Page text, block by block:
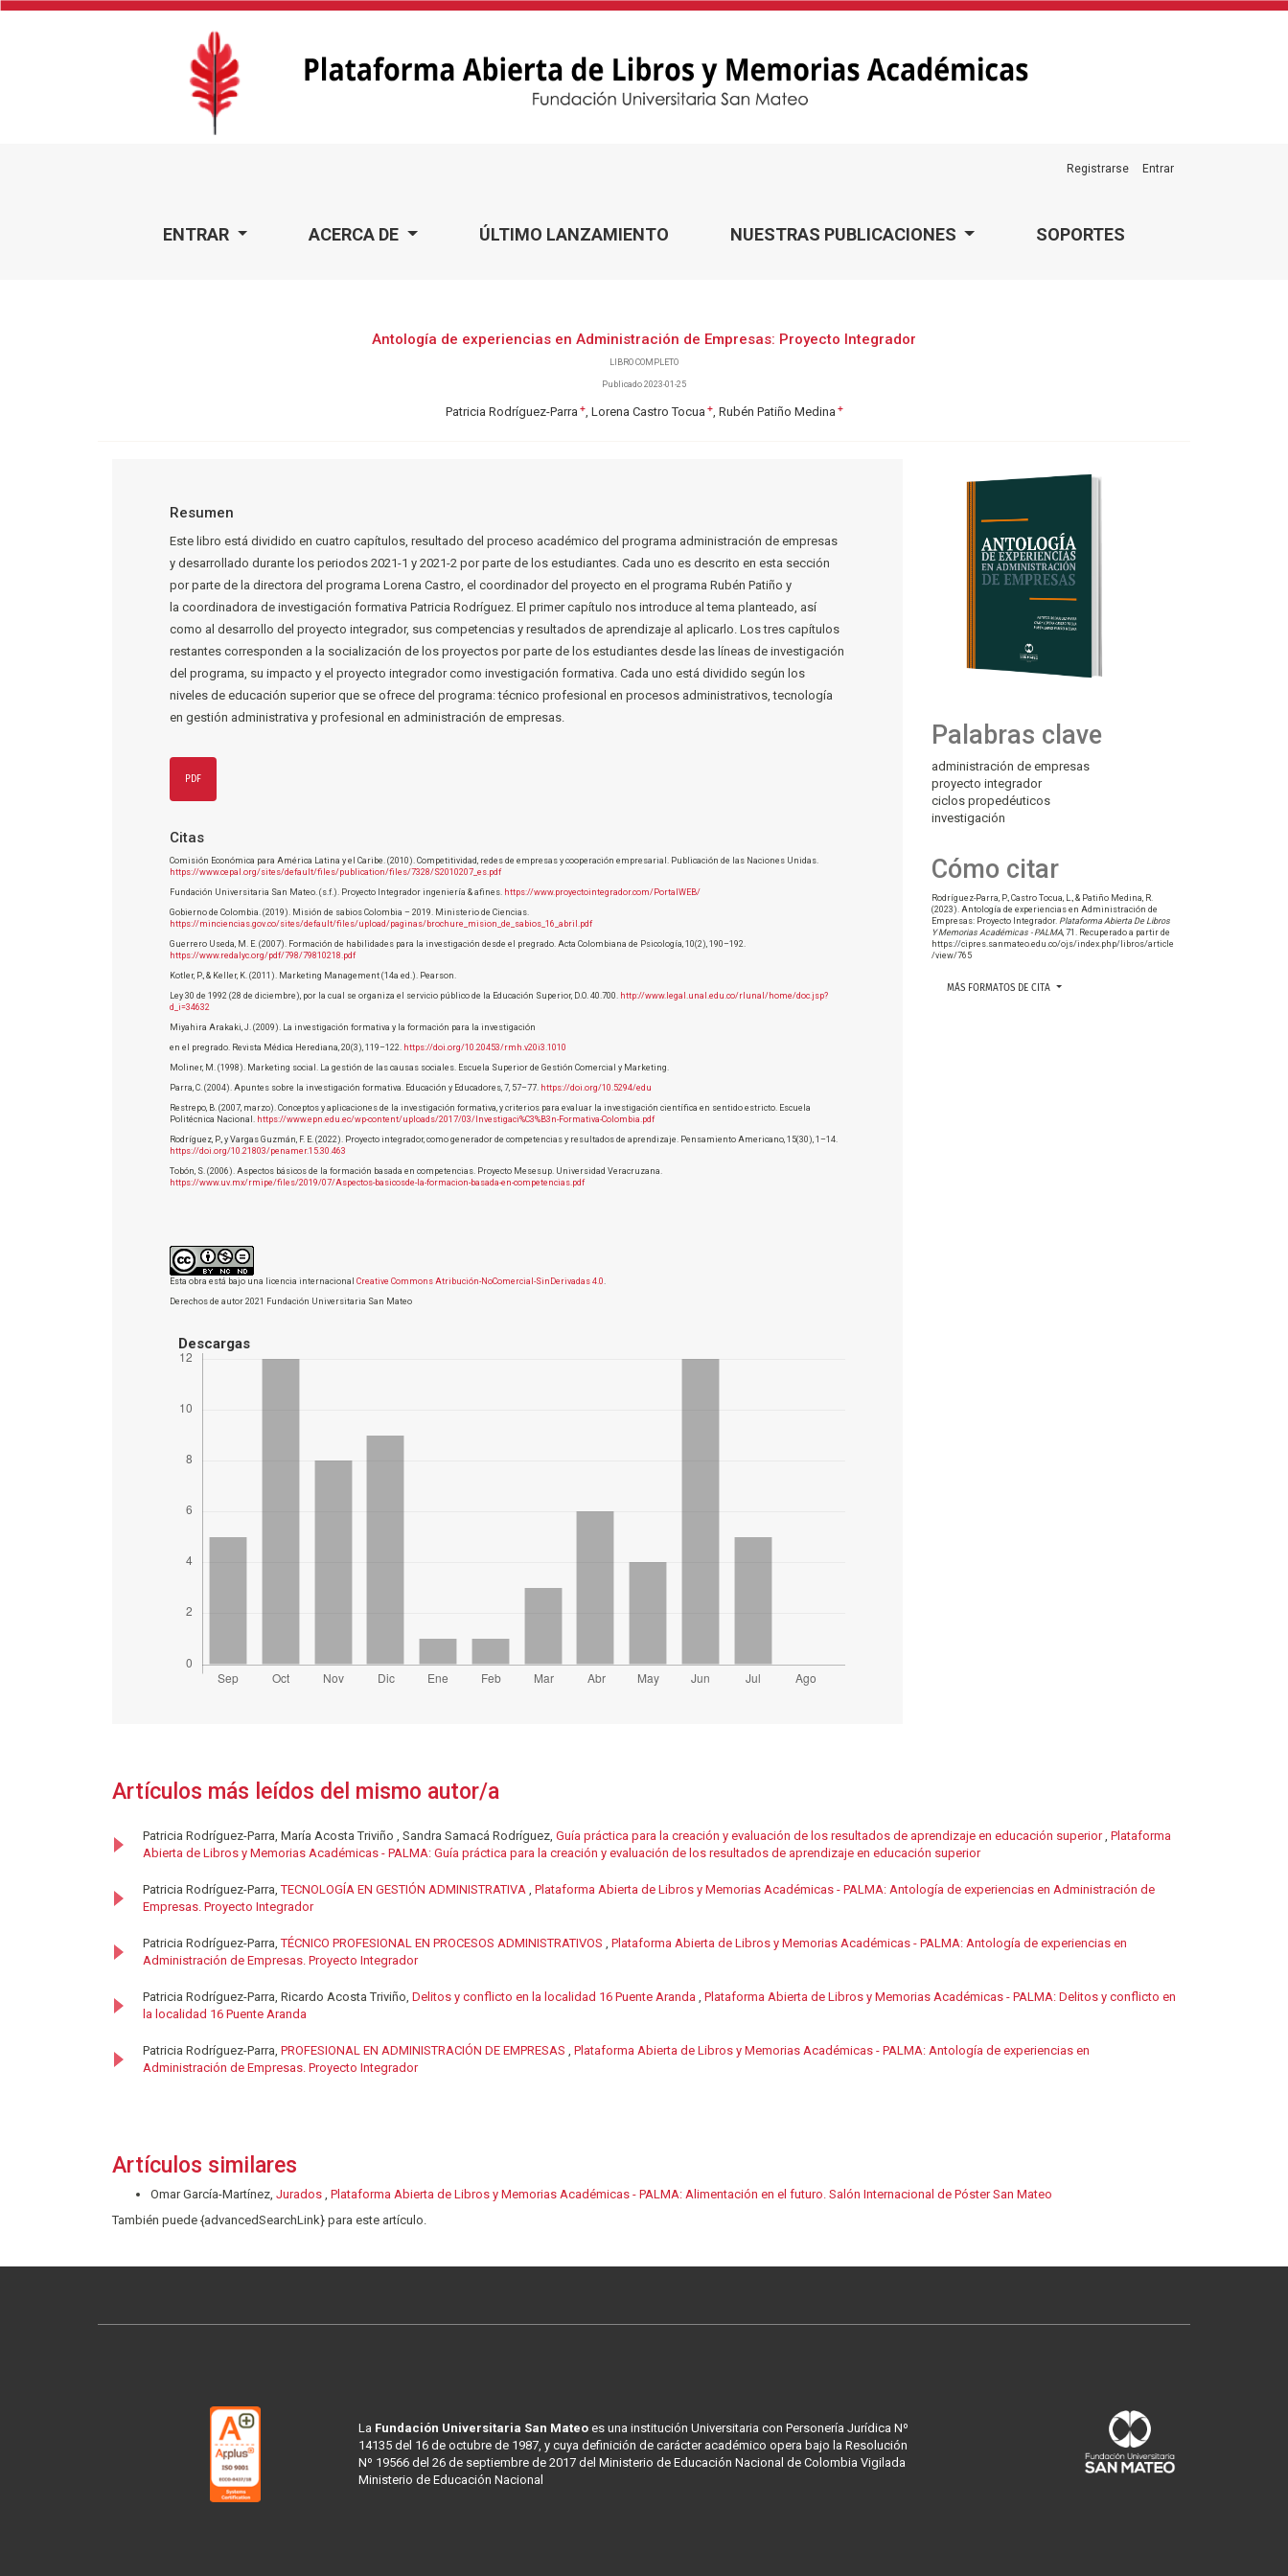
ENTRAR ACERCA DE ÚLTIMO LANZAMIENTO NUESTRAS PUBLICACIONES SOPORTES
Registrarse Entrar
Antología de experiencias en Administración de Empresas: Proyecto Integrador
LIBRO COMPLETO
Publicado 2023-01-25
Patricia Rodríguez-Parra + Lorena Castro Tocua + Rubén Patiño Medina +
Palabras clave
administración de empresas
proyecto integrador
ciclos propedéuticos
investigación
Cómo citar
Rodríguez-Parra, P., Castro Tocua, L., & Patiño Medina, R.
(2023). Antología de experiencias en Administración de
Empresas: Proyecto Integrador. Plataforma Abierta De Libros
Y Memorias Académicas - PALMA , 71. Recuperado a partir de
https://cipres.sanmateo.edu.co/ojs/index.php/libros/article
/view/765
MÁS FORMATOS DE CITA
Resumen
Este libro está dividido en cuatro capítulos, resultado del proceso académico del programa administración de empresas
y desarrollado durante los periodos 2021-1 y 2021-2 por parte de los estudiantes. Cada uno es descrito en esta sección
por parte de la directora del programa Lorena Castro, el coordinador del proyecto en el programa Rubén Patiño y
la coordinadora de investigación formativa Patricia Rodríguez. El primer capítulo nos introduce al tema planteado, así
como al desarrollo del proyecto integrador, sus competencias y resultados de aprendizaje al aplicarlo. Los tres capítulos
restantes corresponden a la socialización de los proyectos por parte de los estudiantes desde las líneas de investigación
del programa, su impacto y el proyecto integrador como investigación formativa. Cada uno está dividido según los
niveles de educación superior que se ofrece del programa: técnico profesional en procesos administrativos, tecnología
en gestión administrativa y profesional en administración de empresas.
PDF
Citas
Comisión Económica para América Latina y el Caribe. (2010). Competitividad, redes de empresas y cooperación empresarial. Publicación de las Naciones Unidas.
https://www.cepal.org/sites/default/files/publication/files/7328/S2010207_es.pdf
Fundación Universitaria San Mateo. (s.f.). Proyecto Integrador ingeniería & afines. https://www.proyectointegrador.com/PortalWEB/
Gobierno de Colombia. (2019). Misión de sabios Colombia – 2019. Ministerio de Ciencias.
https://minciencias.gov.co/sites/default/files/upload/paginas/brochure_mision_de_sabios_16_abril.pdf
Guerrero Useda, M. E. (2007). Formación de habilidades para la investigación desde el pregrado. Acta Colombiana de Psicología, 10(2), 190–192.
https://www.redalyc.org/pdf/798/79810218.pdf
Kotler, P., & Keller, K. (2011). Marketing Management (14a ed.). Pearson.
Ley 30 de 1992 (28 de diciembre), por la cual se organiza el servicio público de la Educación Superior, D.O. 40.700. http://www.legal.unal.edu.co/rlunal/home/doc.jsp?
d_i=34632
Miyahira Arakaki, J. (2009). La investigación formativa y la formación para la investigación
en el pregrado. Revista Médica Herediana, 20(3), 119–122. https://doi.org/10.20453/rmh.v20i3.1010
Moliner, M. (1998). Marketing social. La gestión de las causas sociales. Escuela Superior de Gestión Comercial y Marketing.
Parra, C. (2004). Apuntes sobre la investigación formativa. Educación y Educadores, 7, 57–77. https://doi.org/10.5294/edu
Restrepo, B. (2007, marzo). Conceptos y aplicaciones de la investigación formativa, y criterios para evaluar la investigación científica en sentido estricto. Escuela
Politécnica Nacional. https://www.epn.edu.ec/wp-content/uploads/2017/03/Investigaci%C3%B3n-Formativa-Colombia.pdf
Rodríguez, P., y Vargas Guzmán, F. E. (2022). Proyecto integrador, como generador de competencias y resultados de aprendizaje. Pensamiento Americano, 15(30), 1–14.
https://doi.org/10.21803/penamer.15.30.463
Tobón, S. (2006). Aspectos básicos de la formación basada en competencias. Proyecto Mesesup. Universidad Veracruzana.
https://www.uv.mx/rmipe/files/2019/07/Aspectos-basicosde-la-formacion-basada-en-competencias.pdf
Esta obra está bajo una licencia internacional Creative Commons Atribución-NoComercial-SinDerivadas 4.0.
Derechos de autor 2021 Fundación Universitaria San Mateo
Descargas
Artículos más leídos del mismo autor/a
Patricia Rodríguez-Parra, María Acosta Triviño , Sandra Samacá Rodríguez, Guía práctica para la creación y evaluación de los resultados de aprendizaje en educación superior, Plataforma
Abierta de Libros y Memorias Académicas - PALMA: Guía práctica para la creación y evaluación de los resultados de aprendizaje en educación superior
Patricia Rodríguez-Parra,TECNOLOGÍA EN GESTIÓN ADMINISTRATIVA , Plataforma Abierta de Libros y Memorias Académicas - PALMA: Antología de experiencias en Administración de
Empresas. Proyecto Integrador
Patricia Rodríguez-Parra,TÉCNICO PROFESIONAL EN PROCESOS ADMINISTRATIVOS , Plataforma Abierta de Libros y Memorias Académicas - PALMA: Antología de experiencias en
Administración de Empresas. Proyecto Integrador
Patricia Rodríguez-Parra, Ricardo Acosta Triviño, Delitos y conflicto en la localidad 16 Puente Aranda , Plataforma Abierta de Libros y Memorias Académicas - PALMA: Delitos y conflicto en
la localidad 16 Puente Aranda
Patricia Rodríguez-Parra, PROFESIONAL EN ADMINISTRACIÓN DE EMPRESAS , Plataforma Abierta de Libros y Memorias Académicas - PALMA: Antología de experiencias en
Administración de Empresas. Proyecto Integrador
Artículos similares
Omar García-Martínez, Jurados , Plataforma Abierta de Libros y Memorias Académicas - PALMA: Alimentación en el futuro. Salón Internacional de Póster San Mateo
También puede {advancedSearchLink} para este artículo.
La Fundación Universitaria San Mateo es una institución Universitaria con Personería Jurídica Nº
14135 del 16 de octubre de 1987, y cuya definición de carácter académico opera bajo la Resolución
Nº 19566 del 26 de septiembre de 2017 del Ministerio de Educación Nacional de Colombia Vigilada
Ministerio de Educación Nacional